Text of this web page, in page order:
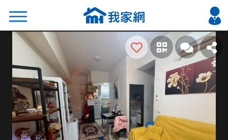
搜尋
熱門關鍵字
2026 台北降價好屋限量釋出
2026 新北降價好屋限量釋出
2026 台中降價好屋限量釋出
2026 台南降價好屋限量釋出